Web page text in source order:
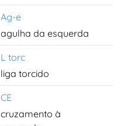
Ag-e
agulha da esquerda
L torc
liga torcido
CE
cruzamento à